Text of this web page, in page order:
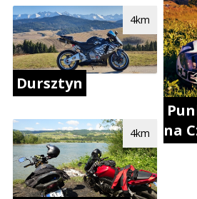
Dursztyn
4km
4km
na